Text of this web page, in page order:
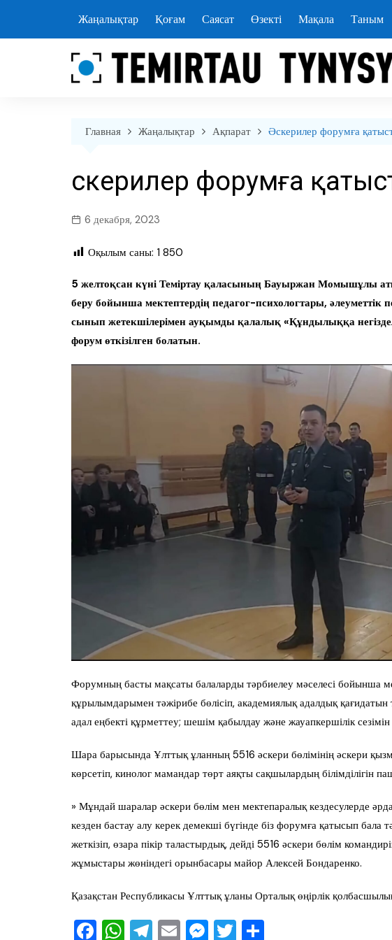
содержанию
Жаңалықтар Қоғам Саясат Өзекті Мақала Таным
Главная Жаңалықтар Ақпарат Әскерилер форумға
Әскерилер форумға
6 декабря, 2023
Оқылым саны: 1 850
5 желтоқсан күні Теміртау қаласының Бауыржан Момышұлы
беру бойынша мектептердің педагог-психологтары,
сынып жетекшілерімен ауқымды қалалық «Құндылыққа
форум өткізілген болатын.
Форумның басты мақсаты балаларды тәрбиелеу мәселесі бойынша
құрылымдарымен тәжірибе бөлісіп, академиялық адалдық
адал еңбекті құрметтеу; шешім қабылдау және жауапкершілік
Шара барысында Ұлттық ұланның 5516 әскери бөлімінің әскери
көрсетіп, кинолог мамандар төрт аяқты сақшылардың білімділігін
» Мұндай шаралар әскери бөлім мен мектепаралық кездесулерде
кезден бастау алу керек демекші бүгінде біз форумға қатысып
жеткізіп, өзара пікір таластырдық, дейді 5516 әскери бөлім
жұмыстары жөніндегі орынбасары майор Алексей Бондаренко.
Қазақстан Республикасы Ұлттық ұланы Орталық өңірлік
F W T E M T